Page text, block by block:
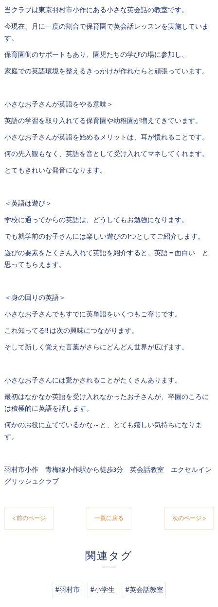
当クラブは東京羽村市小作にある小さな英会話の教室です。
今現在、月に一度の割合で保育園で英会話レッスンを実施していま
す。
保育園側のサポートもあり、園児たちの学びの場に参加し、
家庭での英語環境を整えるきっかけが作れたらと頑張っています。
小さなお子さんが英語をやる意味＞
英語の学習を取り入れてる保育園や幼稚園が増えてきています。
小さなお子さんが英語を始めるメリットは、耳が慣れることです。
何の先入観もなく、英語を音として受け入れてマネしてくれます。
とてもきれいな発音になります。
＜英語は遊び＞
学校に通ってからの英語は、どうしてもお勉強になります。
でも就学前のお子さんには楽しい遊びの1つとしてご紹介します。
遊びの要素をたくさん入れて英語を紹介すると、英語＝面白い と
思ってもらえます。
＜身の回りの英語＞
小さなお子さんでもすでに英単語をいくつもご存じです。
これ知ってる!! は次の興味につながります。
そして新しく覚えた言葉がさらにどんどん世界が広げます。
小さなお子さんには驚かされることがたくさんあります。
最初はなかなか英語を受け入れなかったお子さんが、卒園のころに
は積極的に英語を話します。
何かのお役に立てているかな～と、とても嬉しい気持ちになりま
す。
羽村市小作 青梅線小作駅から徒歩3分 英会話教室 エクセルイン
グリッシュクラブ
< 前のページ 一覧に戻る 次のページ >
関連タグ
#羽村市 #小学生 #英会話教室